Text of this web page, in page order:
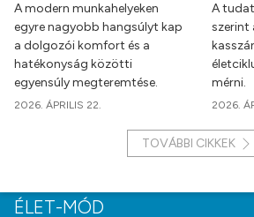
A modern munkahelyeken
egyre nagyobb hangsúlyt kap
a dolgozói komfort és a
hatékonyság közötti
egyensúly megteremtése.
2026. ÁPRILIS 22.
A
szerint
mérni.
2026.
TOVÁBBI CIKKEK
ÉLET-MÓD